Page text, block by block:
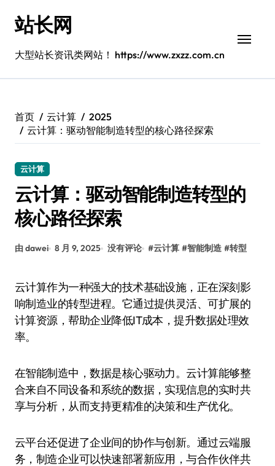
站长网
大型站长资讯类网站！ https://www.zxzz.com.cn
首页 云计算
2025
云计算：驱动智能制造转型的核心路径探索
云计算
云计算：驱动智能制造转型的
核心路径探索
由 dawei 8 月 9, 2025 没有评论 #云计算 #智能制造 #转型
云计算作为一种强大的技术基础设施，正在深刻影
响制造业的转型进程。它通过提供灵活、可扩展的
计算资源，帮助企业降低IT成本，提升数据处理效
率。
在智能制造中，数据是核心驱动力。云计算能够整
合来自不同设备和系统的数据，实现信息的实时共
享与分析，从而支持更精准的决策和生产优化。
云平台还促进了企业间的协作与创新。通过云端服
务，制造企业可以快速部署新应用，与合作伙伴共